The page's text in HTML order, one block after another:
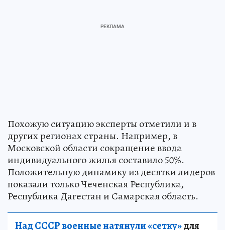
Похожую ситуацию эксперты отметили и в
других регионах страны. Например, в
Московской области сокращение ввода
индивидуального жилья составило 50%.
Положительную динамику из десятки лидеров
показали только Чеченская Республика,
Республика Дагестан и Самарская область.
Над СССР военные натянули «сетку»для